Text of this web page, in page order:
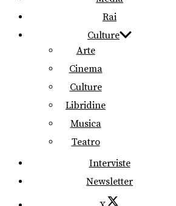
Rai
Culture
Arte
Cinema
Culture
Libridine
Musica
Teatro
Interviste
Newsletter